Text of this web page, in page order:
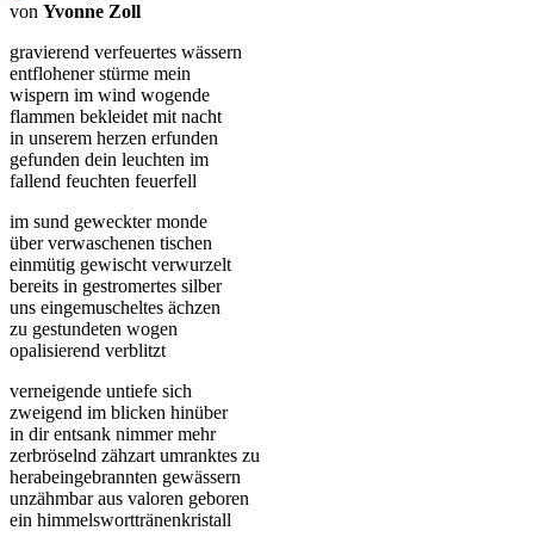
von Yvonne Zoll
gravierend verfeuertes wässern
entflohener stürme mein
wispern im wind wogende
flammen bekleidet mit nacht
in unserem herzen erfunden
gefunden dein leuchten im
fallend feuchten feuerfell
im sund geweckter monde
über verwaschenen tischen
einmütig gewischt verwurzelt
bereits in gestromertes silber
uns eingemuscheltes ächzen
zu gestundeten wogen
opalisierend verblitzt
verneigende untiefe sich
zweigend im blicken hinüber
in dir entsank nimmer mehr
zerbröselnd zähzart umranktes zu
herabeingebrannten gewässern
unzähmbar aus valoren geboren
ein himmelsworttränenkristall